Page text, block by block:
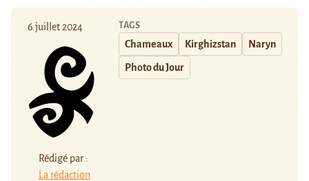
6 juillet 2024
Rédigé par :
La rédaction
TAGS
Chameaux Kirghizstan Naryn
Photo du Jour